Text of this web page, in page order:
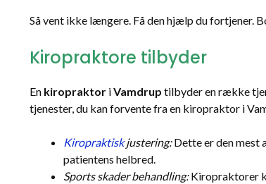
Så vent ikke længere. Få den hjælp du fortjener.
Kiropraktore tilbyder
En kiropraktor iVamdrup tilbyder en række
tjenester, du kan forvente fra en kiropraktor i
Kiropraktiskjustering:Dette er den mest
patientens helbred.
Sports skader behandling:Kiropraktorer